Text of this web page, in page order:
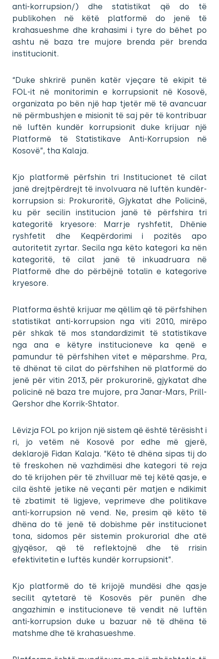
anti-korrupsion/) dhe statistikat që do të
publikohen në këtë platformë do jenë të
krahasueshme dhe krahasimi i tyre do bëhet po
ashtu në baza tre mujore brenda për brenda
institucionit.
“Duke shkrirë punën katër vjeçare të ekipit të
FOL-it në monitorimin e korrupsionit në Kosovë,
organizata po bën një hap tjetër më të avancuar
në përmbushjen e misionit të saj për të kontribuar
në luftën kundër korrupsionit duke krijuar një
Platformë të Statistikave Anti-Korrupsion në
Kosovë”, tha Kalaja.
Kjo platformë përfshin tri Institucionet të cilat
janë drejtpërdrejt të involvuara në luftën kundër-
korrupsion si: Prokuroritë, Gjykatat dhe Policinë,
ku për secilin institucion janë të përfshira tri
kategoritë kryesore: Marrje ryshfetit, Dhënie
ryshfetit dhe Keqpërdorimi i pozitës apo
autoritetit zyrtar. Secila nga këto kategori ka nën
kategoritë, të cilat janë të inkuadruara në
Platformë dhe do përbëjnë totalin e kategorive
kryesore.
Platforma është krijuar me qëllim që të përfshihen
statistikat anti-korrupsion nga viti 2010, mirëpo
për shkak të mos standardizimit të statistikave
nga ana e këtyre institucioneve ka qenë e
pamundur të përfshihen vitet e mëparshme. Pra,
të dhënat të cilat do përfshihen në platformë do
jenë për vitin 2013, për prokurorinë, gjykatat dhe
policinë në baza tre mujore, pra Janar-Mars, Prill-
Qershor dhe Korrik-Shtator.
Lëvizja FOL po krijon një sistem që është tërësisht i
ri, jo vetëm në Kosovë por edhe më gjerë,
deklarojë Fidan Kalaja. “Këto të dhëna sipas tij do
të freskohen në vazhdimësi dhe kategori të reja
do të krijohen për të zhvilluar më tej këtë qasje, e
cila është jetike në veçanti për matjen e ndikimit
të zbatimit të ligjeve, veprimeve dhe politikave
anti-korrupsion në vend. Ne, presim që këto të
dhëna do të jenë të dobishme për institucionet
tona, sidomos për sistemin prokurorial dhe atë
gjyqësor, që të reflektojnë dhe të rrisin
efektivitetin e luftës kundër korrupsionit”.
Kjo platformë do të krijojë mundësi dhe qasje
secilit qytetarë të Kosovës për punën dhe
angazhimin e institucioneve të vendit në luftën
anti-korrupsion duke u bazuar në të dhëna të
matshme dhe të krahasueshme.